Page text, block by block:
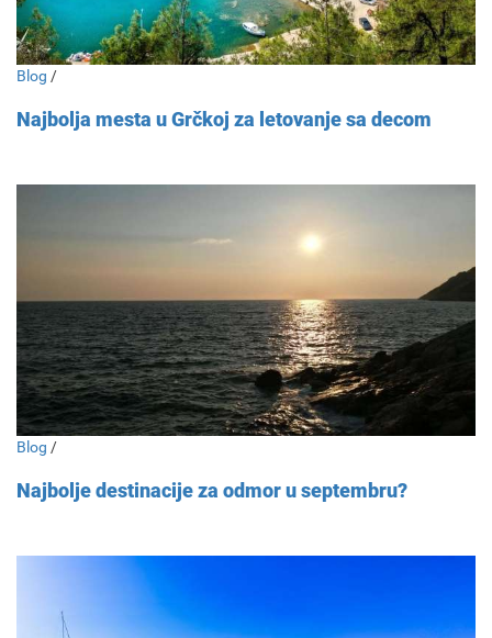
Blog /
Najbolja mesta u Grčkoj za letovanje sa decom
Blog /
Najbolje destinacije za odmor u septembru?